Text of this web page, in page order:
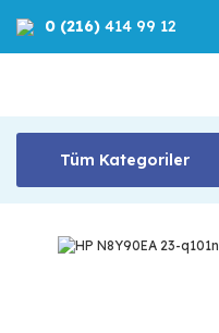
0 (216) 414 99 12
Tüm Kategoriler